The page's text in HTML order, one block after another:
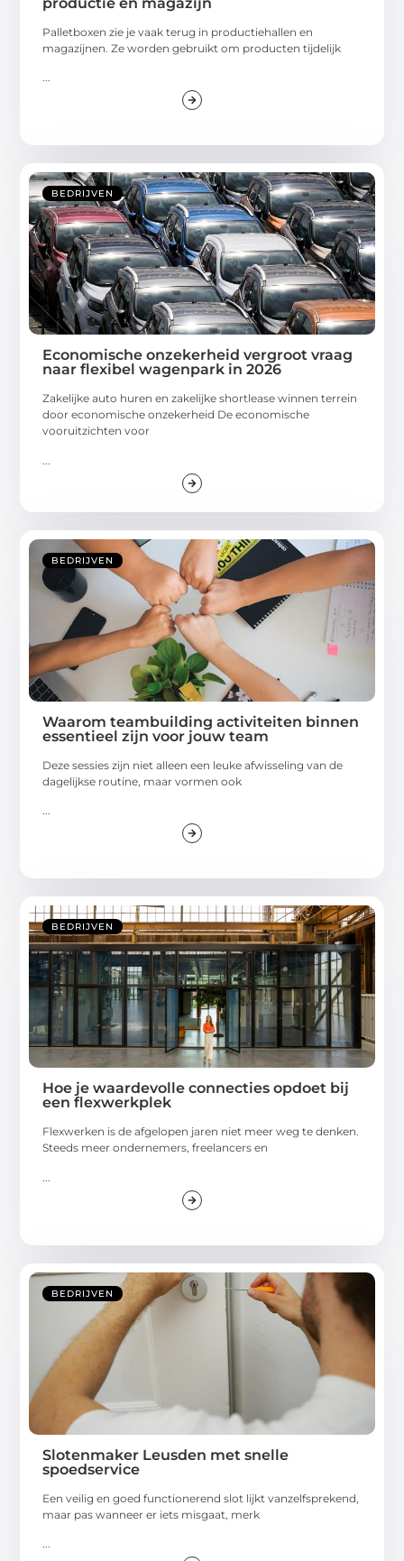
Palletboxen zie je vaak terug in productiehallen en
magazijnen. Ze worden gebruikt om producten tijdelijk
...
BEDRIJVEN
Economische onzekerheid vergroot vraag
naar flexibel wagenpark in 2026
Zakelijke auto huren en zakelijke shortlease winnen terrein
door economische onzekerheid De economische
vooruitzichten voor
BEDRIJVEN
Waarom teambuilding activiteiten binnen
essentieel zijn voor jouw team
Deze sessies zijn niet alleen een leuke afwisseling van de
dagelijkse routine, maar vormen ook
...
BEDRIJVEN
Hoe je waardevolle connecties opdoet bij
een flexwerkplek
Flexwerken is de afgelopen jaren niet meer weg te denken.
Steeds meer ondernemers, freelancers en
BEDRIJVEN
Slotenmaker Leusden met snelle
spoedservice
Een veilig en goed functionerend slot lijkt vanzelfsprekend,
maar pas wanneer er iets misgaat, merk
...